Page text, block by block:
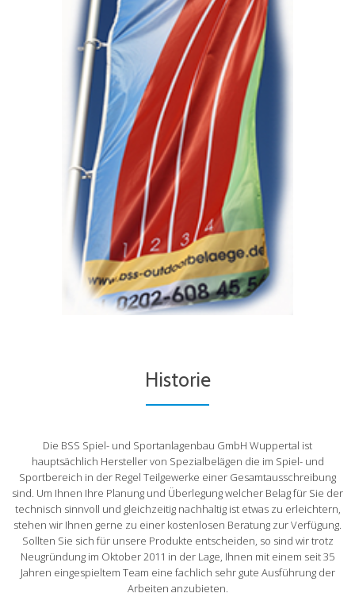
Historie
Die BSS Spiel- und Sportanlagenbau GmbH Wuppertal ist
hauptsächlich Hersteller von Spezialbelägen die im Spiel- und
Sportbereich in der Regel Teilgewerke einer Gesamtausschreibung
sind. Um Ihnen Ihre Planung und Überlegung welcher Belag für Sie der
technisch sinnvoll und gleichzeitig nachhaltig ist etwas zu erleichtern,
stehen wir Ihnen gerne zu einer kostenlosen Beratung zur Verfügung.
Sollten Sie sich für unsere Produkte entscheiden, so sind wir trotz
Neugründung im Oktober 2011 in der Lage, Ihnen mit einem seit 35
Jahren eingespieltem Team eine fachlich sehr gute Ausführung der
Arbeiten anzubieten.